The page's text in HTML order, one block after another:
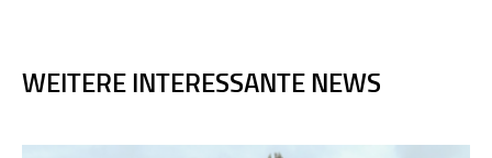
WEITERE INTERESSANTE NEWS